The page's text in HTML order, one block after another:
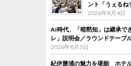
ント「うぇるね
2026年8月4日
AI時代、「暗黙知」は継承
レ」説明会／ラウンドテーブ
2026年8月3日
紀伊勝浦の魅力を堪能 ホテ